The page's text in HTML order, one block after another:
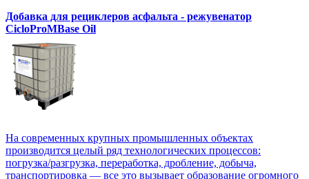
Добавка для рециклеров асфальта - режувенатор
CicloProMBase Oil
На современных крупных промышленных объектах
производится целый ряд технологических процессов:
погрузка/разгрузка, переработка, дробление, добыча,
транспортировка — все это вызывает образование огромного